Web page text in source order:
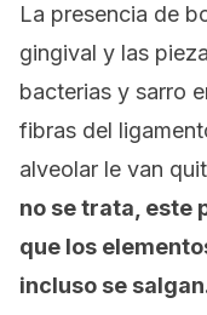
La presencia de
gingival y las
bacterias y sarro
fibras del
alveolar le van
no se trata, este
que los
incluso se